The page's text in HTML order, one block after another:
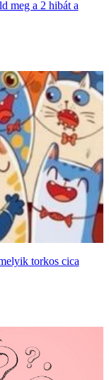
meg a 2 hibát a
torkos cica